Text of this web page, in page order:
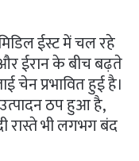
ईस्ट में चल रहे
ईरान के बीच बढ़ते
चेन प्रभावित हुई है।
उत्पादन ठप हुआ है,
रास्ते भी लगभग बंद